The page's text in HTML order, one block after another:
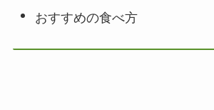
おすすめの食べ方